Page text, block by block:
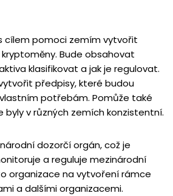
cílem pomoci zemím vytvořit
Bude obsahovat
klasifikovat a jak je regulovat.
předpisy, které budou
potřebám. Pomůže také
byly v různých zemích konzistentní.
dozorčí orgán, což je
a reguluje mezinárodní
organizace na vytvoření rámce
a dalšími organizacemi.